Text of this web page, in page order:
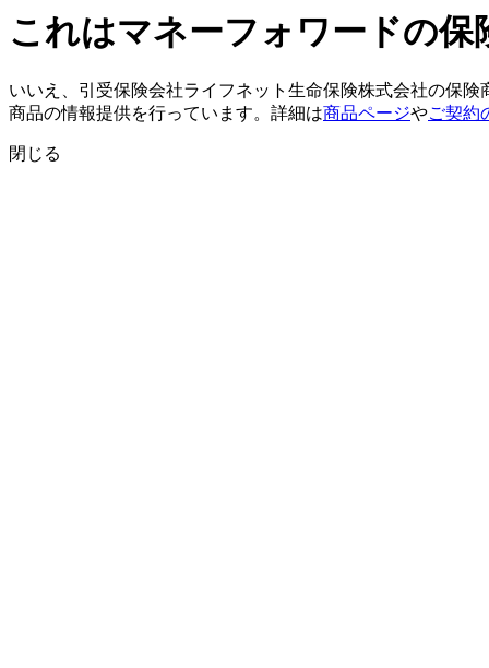
これはマネーフォワードの保
いいえ、引受保険会社ライフネット生命保険株式会社の保
商品の情報提供を行っています。詳細は商品ページやご契約
閉じる